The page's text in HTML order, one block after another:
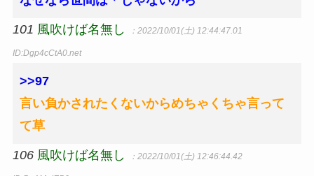
101 風吹けば名無し ：2022/10/01(土) 12:44:47.01
ID:Dgp4cCtA0.net
>>97
言い負かされたくないからめちゃくちゃ言って
て草
106 風吹けば名無し ：2022/10/01(土) 12:46:44.42